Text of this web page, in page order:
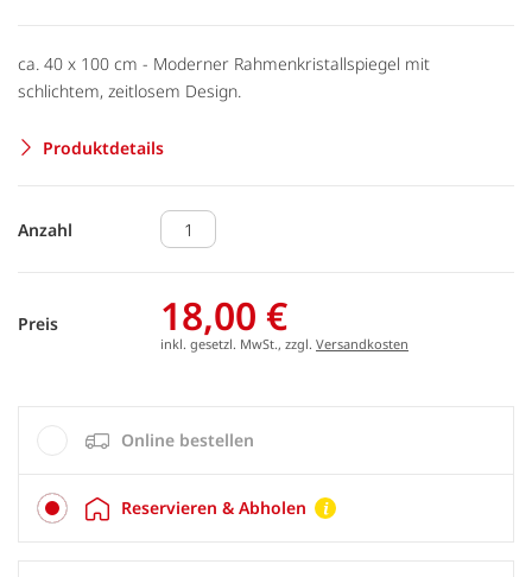
ca. 40 x 100 cm - Moderner Rahmenkristallspiegel mit
schlichtem, zeitlosem Design.
Produktdetails
Anzahl
Preis 18,00 €
inkl. gesetzl. MwSt., zzgl. Versandkosten
Online bestellen
Reservieren & Abholen